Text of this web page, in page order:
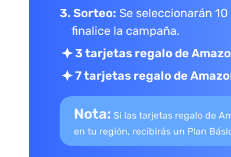
3. Sorteo: Se seleccionarán
finalice la campaña.
3 tarjetas regalo de
7 tarjetas regalo de
Nota: Si las tarjetas regalo de
en tu región, recibirás un Plan